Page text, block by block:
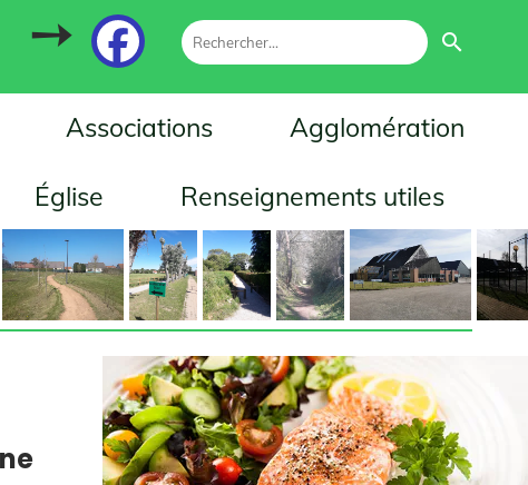
Associations Agglomération
Église Renseignements utiles